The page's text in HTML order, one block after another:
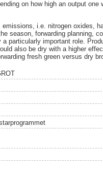
on how high an output one
i.e. nitrogen oxides,
season, forwarding planning,
particularly important role.
also be dry with a higher
fresh green versus dry